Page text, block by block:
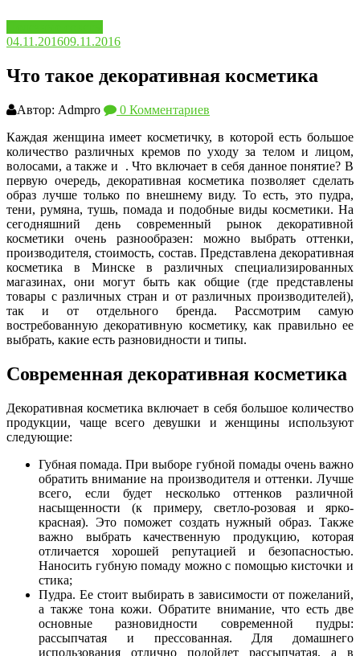
04.11.201609.11.2016
Что такое декоративная косметика
Автор: Admpro
0 Комментариев
Каждая женщина имеет косметичку, в которой есть большое
количество различных кремов по уходу за телом и лицом,
волосами, а также и . Что включает в себя данное понятие? В
первую очередь, декоративная косметика позволяет сделать
образ лучше только по внешнему виду. То есть, это пудра,
тени, румяна, тушь, помада и подобные виды косметики. На
сегодняшний день современный рынок декоративной
косметики очень разнообразен: можно выбрать оттенки,
производителя, стоимость, состав. Представлена декоративная
косметика в Минске в различных специализированных
магазинах, они могут быть как общие (где представлены
товары с различных стран и от различных производителей),
так и от отдельного бренда. Рассмотрим самую
востребованную декоративную косметику, как правильно ее
выбрать, какие есть разновидности и типы.
Современная декоративная косметика
Декоративная косметика включает в себя большое количество
продукции, чаще всего девушки и женщины используют
следующие:
Губная помада. При выборе губной помады очень важно
обратить внимание на производителя и оттенки. Лучше
всего, если будет несколько оттенков различной
насыщенности (к примеру, светло-розовая и ярко-
красная). Это поможет создать нужный образ. Также
важно выбрать качественную продукцию, которая
отличается хорошей репутацией и безопасностью.
Наносить губную помаду можно с помощью кисточки и
стика;
Пудра. Ее стоит выбирать в зависимости от пожеланий,
а также тона кожи. Обратите внимание, что есть две
основные разновидности современной пудры:
рассыпчатая и прессованная. Для домашнего
использования отлично подойдет рассыпчатая, а в